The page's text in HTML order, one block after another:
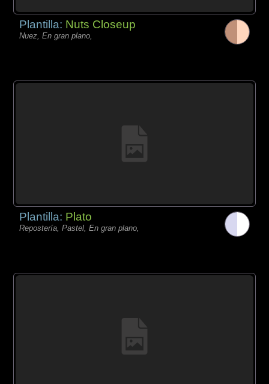
Plantilla: Nuts Closeup
Nuez, En gran plano,
Plantilla: Plato
Repostería, Pastel, En gran plano,